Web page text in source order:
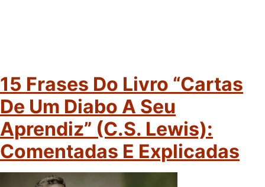
15 Frases Do Livro “Cartas
De Um Diabo A Seu
Aprendiz” (C.S. Lewis):
Comentadas E Explicadas